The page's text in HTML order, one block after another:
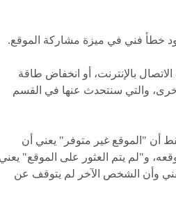
خطأ فني في ميزة مشاركة الموقع.
بالإنترنت، أو انخفاض طاقة
أخرى، والتي سنتحدث عنها في القسم
أن "الموقع غير متوفر" يعني أن
و"لم يتم العثور على الموقع"
وأن الشخص الآخر لم يتوقف عن